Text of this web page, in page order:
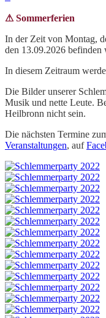
⚠ Sommerferien
In der Zeit von Montag,
den 13.09.2026 befinden
In diesem Zeitraum
Die Bilder unserer
Musik und nette Leute.
Heilbronn nicht sein.
Die nächsten Termine
Veranstaltungen, auf